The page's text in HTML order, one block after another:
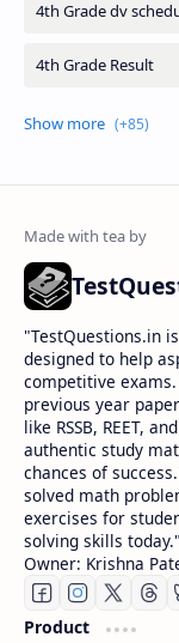
​"TestQuestions.in
designed to help
competitive
previous year
like RSSB, REET,
authentic study
chances of
solved math
exercises for
solving skills today."
Owner: Krishna
Product